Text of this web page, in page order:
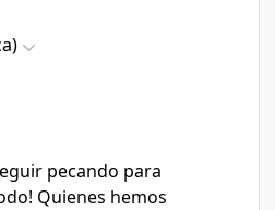
pecando para
Quienes hemos